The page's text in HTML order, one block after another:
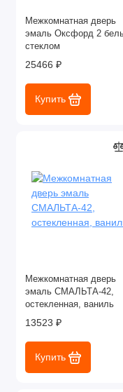
Межкомнатная дверь
эмаль Оксфорд 2
стеклом
25466 ₽
Купить
Межкомнатная дверь
эмаль СМАЛЬТА-42,
остекленная, ваниль
13523 ₽
Купить